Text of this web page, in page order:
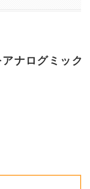
ナログミック